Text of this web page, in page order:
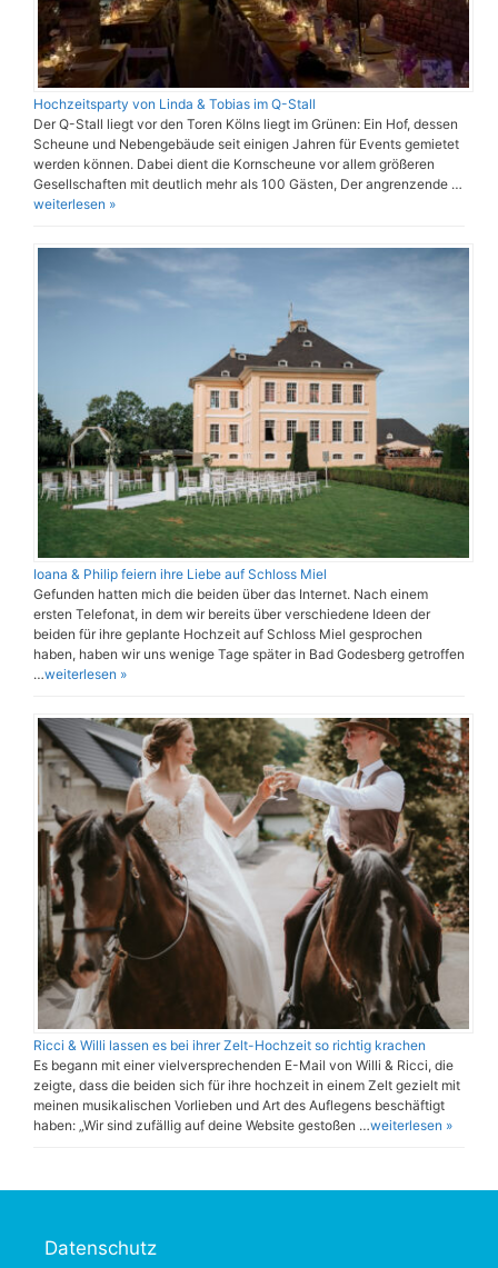
Hochzeitsparty von Linda & Tobias im Q-Stall
Der Q-Stall liegt vor den Toren Kölns liegt im Grünen: Ein Hof, dessen
Scheune und Nebengebäude seit einigen Jahren für Events gemietet
werden können. Dabei dient die Kornscheune vor allem größeren
Gesellschaften mit deutlich mehr als 100 Gästen, Der angrenzende …
weiterlesen »
Ioana & Philip feiern ihre Liebe auf Schloss Miel
Gefunden hatten mich die beiden über das Internet. Nach einem
ersten Telefonat, in dem wir bereits über verschiedene Ideen der
beiden für ihre geplante Hochzeit auf Schloss Miel gesprochen
haben, haben wir uns wenige Tage später in Bad Godesberg getroffen
…weiterlesen »
Ricci & Willi lassen es bei ihrer Zelt-Hochzeit so richtig krachen
Es begann mit einer vielversprechenden E-Mail von Willi & Ricci, die
zeigte, dass die beiden sich für ihre hochzeit in einem Zelt gezielt mit
meinen musikalischen Vorlieben und Art des Auflegens beschäftigt
haben: „Wir sind zufällig auf deine Website gestoßen …weiterlesen »
Datenschutz